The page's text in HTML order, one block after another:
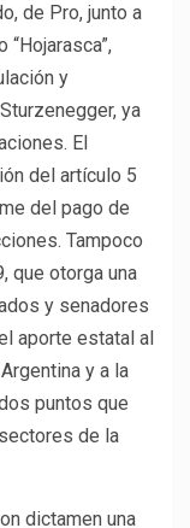
de Pro, junto a
“Hojarasca”,
y
ya
El
del artículo 5
del pago de
Tampoco
que otorga una
y senadores
aporte estatal al
y a la
puntos que
de la
dictamen una